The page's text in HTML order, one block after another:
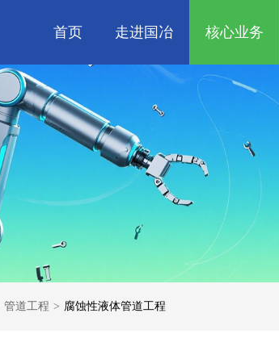
首页 走进国冶
发展历程 企业文化
核心业务
钢结构工程 管道工程
设备安装 消防工程
其它工程
人工智能 • 机器人 航天 • 低空
新材料 • 特种金属 生物 • 医药
行业资讯 工程技巧
工业问答
管道工程 > 腐蚀性液体管道工程